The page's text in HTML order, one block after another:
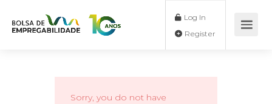
Log In
Sorry, you do not have